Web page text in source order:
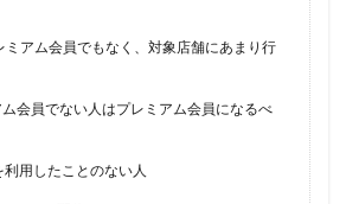
ミアム会員でもなく、対象店舗にあまり行
会員でない人はプレミアム会員になるべ
利用したことのない人